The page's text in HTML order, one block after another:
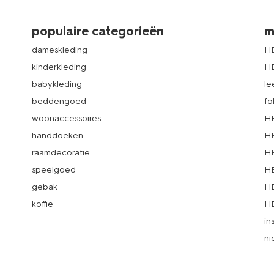
populaire categorieën
dameskleding
kinderkleding
babykleding
beddengoed
woonaccessoires
handdoeken
raamdecoratie
speelgoed
gebak
koffie